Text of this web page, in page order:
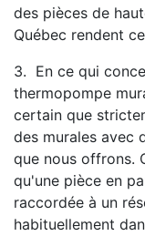
des pièces de
Québec rendent
3. En ce qui
thermopompe
certain que
des murales avec
que nous offrons.
qu'une pièce en
raccordée à un
habituellement